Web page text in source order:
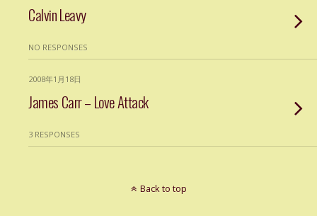
Calvin Leavy
NO RESPONSES
2008年1月18日
James Carr – Love Attack
3 RESPONSES
Back to top